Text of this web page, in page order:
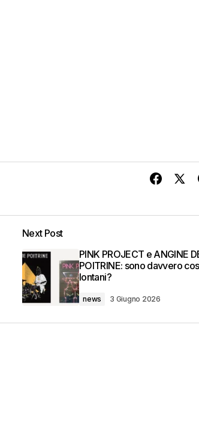
Next Post
PINK PROJECT e ANGINE
POITRINE: sono davvero
lontani?
news 3 Giugno 2026